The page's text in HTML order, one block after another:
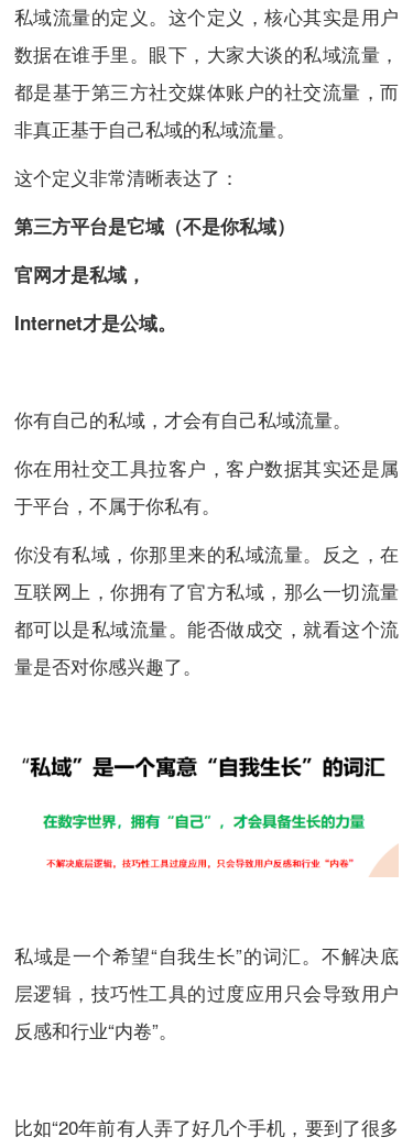
私域流量的定义。这个定义，核心其实是用户
数据在谁手里。眼下，大家大谈的私域流量，
都是基于第三方社交媒体账户的社交流量，而
非真正基于自己私域的私域流量。
这个定义非常清晰表达了：
第三方平台是它域（不是你私域）
官网才是私域，
Internet才是公域。
你有自己的私域，才会有自己私域流量。
你在用社交工具拉客户，客户数据其实还是属
于平台，不属于你私有。
你没有私域，你那里来的私域流量。反之，在
互联网上，你拥有了官方私域，那么一切流量
都可以是私域流量。能否做成交，就看这个流
量是否对你感兴趣了。
私域是一个希望“自我生长”的词汇。不解决底
层逻辑，技巧性工具的过度应用只会导致用户
反感和行业“内卷”。
比如“20年前有人弄了好几个手机，要到了很多